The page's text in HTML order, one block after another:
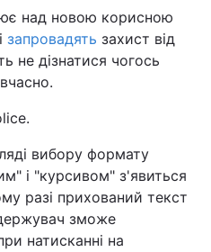
Війна
Політика
Світ
Наука
Лайт
Інциденти
над новою корисною
запровадять захист від
не дізнатися чогось
вибору формату
і "курсивом" з'явиться
разі прихований текст
зможе
натисканні на